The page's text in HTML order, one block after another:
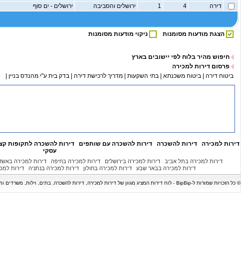
דירה
ירושלים והסביבה ירושלים - ים סוף
הצגת מודעות מסומנות ניקוי מודעות מסומנות
חיפוש מהיר בלוח לפי יישובים בארץ
פרסום דירות למכירה
ביטוח דירה
ביטוח משכנתא בתי השקעות מדריך לרכישת דירה בדק בית ע"י מהנדס בניין
דירות למכירה דירות להשכרה דירות להשכרה עם שותפים דירות להשכרה לתקופות
עסקי
דירות למכירה בתל אביב דירות למכירה בירושלים דירות למכירה בחיפה דירות למכירה
דירות למכירה בבאר שבע
דירות למכירה בחולון דירות למכירה בנתניה דירות
© כל הזכויות שמורות ל-BipBip - לוח דירות המציג מגוון של דירות למכירה, דירות להשכרה, בתים, וילות, משרדים וחנויות. אין לעשות כל שימוש במודעות נדל"ן ללא קבלת אישור בכתב.